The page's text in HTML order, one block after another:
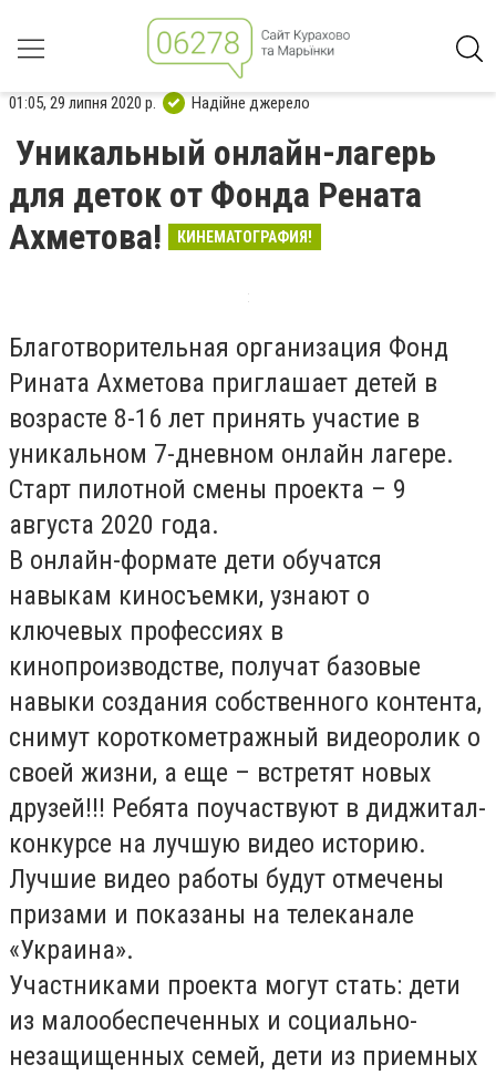
01:05, 29 липня 2020 р. Надійне джерело
Уникальный онлайн-лагерь
для деток от Фонда Рената
Ахметова!
КИНЕМАТОГРАФИЯ!
Благотворительная организация Фонд
Рината Ахметова приглашает детей в
возрасте 8-16 лет принять участие в
уникальном 7-дневном онлайн лагере.
Старт пилотной смены проекта – 9
августа 2020 года.
В онлайн-формате дети обучатся
навыкам киносъемки, узнают о
ключевых профессиях в
кинопроизводстве, получат базовые
навыки создания собственного контента,
снимут короткометражный видеоролик о
своей жизни, а еще – встретят новых
друзей!!! Ребята поучаствуют в диджитал-
конкурсе на лучшую видео историю.
Лучшие видео работы будут отмечены
призами и показаны на телеканале
«Украина».
Участниками проекта могут стать: дети
из малообеспеченных и социально-
незащищенных семей, дети из приемных